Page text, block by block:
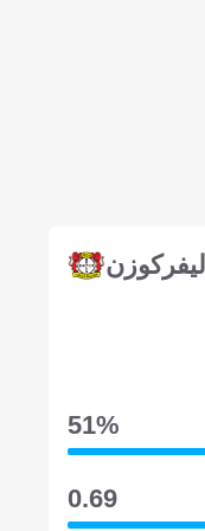
ليفركوزن
51‎%‎
0.69